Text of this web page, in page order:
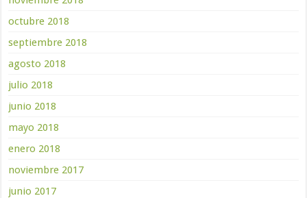
octubre 2018
septiembre 2018
agosto 2018
julio 2018
junio 2018
mayo 2018
enero 2018
noviembre 2017
junio 2017